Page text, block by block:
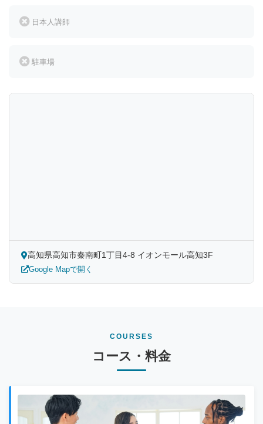
日本人講師
駐車場
高知県高知市秦南町1丁目4-8 イオンモール高知3F
Google Mapで開く
COURSES
コース・料金